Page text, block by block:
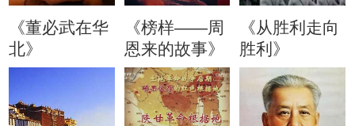
《董必武在华
北》
《榜样——周
恩来的故事》
《从胜利走向
胜利》